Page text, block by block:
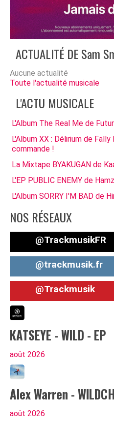
ACTUALITÉ DE Sam
Aucune actualité
Toute l'actualité musicale
L'ACTU MUSICALE
L'Album The Real Me de
L'Album XX : Délirium de
commande !
La Mixtape BYAKUGAN de
L'EP PUBLIC ENEMY de
L'Album SORRY I'M BAD de
NOS RÉSEAUX
@TrackmusikFR
@trackmusik.fr
@Trackmusik
KATSEYE - WILD - EP
août 2026
Alex Warren -
août 2026